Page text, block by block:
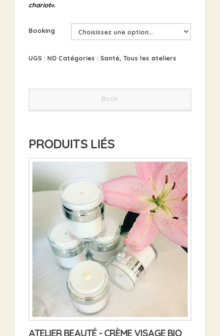
chariot».
Booking
UGS : ND Catégories : Santé,Tous les ateliers
Book
PRODUITS LIÉS
ATELIER BEAUTÉ - CRÈME VISAGE BIO